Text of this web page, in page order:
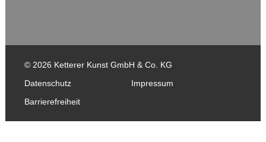
© 2026 Ketterer Kunst GmbH & Co. KG
Datenschutz
Impressum
Barrierefreiheit